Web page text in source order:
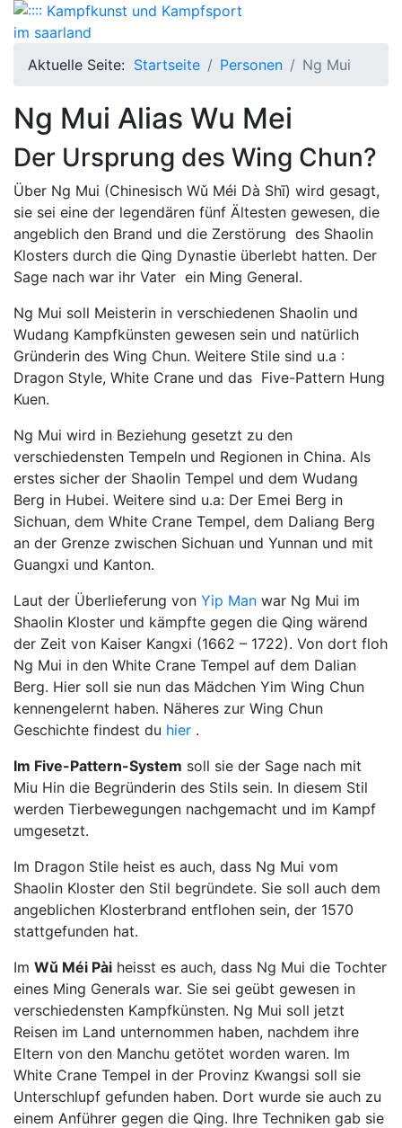
Aktuelle Seite: Startseite Personen Ng Mui
Ng Mui Alias Wu Mei
Der Ursprung des Wing Chun?
Über Ng Mui (Chinesisch Wǔ Méi Dà Shī) wird gesagt,
sie sei eine der legendären fünf Ältesten gewesen, die
angeblich den Brand und die Zerstörung des Shaolin
Klosters durch die Qing Dynastie überlebt hatten. Der
Sage nach war ihr Vater ein Ming General.
Ng Mui soll Meisterin in verschiedenen Shaolin und
Wudang Kampfkünsten gewesen sein und natürlich
Gründerin des Wing Chun. Weitere Stile sind u.a :
Dragon Style, White Crane und das Five-Pattern Hung
Kuen.
Ng Mui wird in Beziehung gesetzt zu den
verschiedensten Tempeln und Regionen in China. Als
erstes sicher der Shaolin Tempel und dem Wudang
Berg in Hubei. Weitere sind u.a: Der Emei Berg in
Sichuan, dem White Crane Tempel, dem Daliang Berg
an der Grenze zwischen Sichuan und Yunnan und mit
Guangxi und Kanton.
Laut der Überlieferung von Yip Man war Ng Mui im
Shaolin Kloster und kämpfte gegen die Qing wärend
der Zeit von Kaiser Kangxi (1662 – 1722). Von dort floh
Ng Mui in den White Crane Tempel auf dem Dalian
Berg. Hier soll sie nun das Mädchen Yim Wing Chun
kennengelernt haben. Näheres zur Wing Chun
Geschichte findest du hier .
Im Five-Pattern-System soll sie der Sage nach mit
Miu Hin die Begründerin des Stils sein. In diesem Stil
werden Tierbewegungen nachgemacht und im Kampf
umgesetzt.
Im Dragon Stile heist es auch, dass Ng Mui vom
Shaolin Kloster den Stil begründete. Sie soll auch dem
angeblichen Klosterbrand entflohen sein, der 1570
stattgefunden hat.
Im Wǔ Méi Pài heisst es auch, dass Ng Mui die Tochter
eines Ming Generals war. Sie sei geübt gewesen in
verschiedensten Kampfkünsten. Ng Mui soll jetzt
Reisen im Land unternommen haben, nachdem ihre
Eltern von den Manchu getötet worden waren. Im
White Crane Tempel in der Provinz Kwangsi soll sie
Unterschlupf gefunden haben. Dort wurde sie auch zu
einem Anführer gegen die Qing. Ihre Techniken gab sie